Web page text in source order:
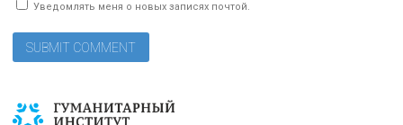
Уведомлять меня о новых записях почтой.